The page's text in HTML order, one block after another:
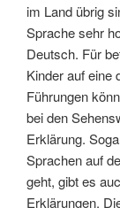
im Land übrig
Sprache sehr
Deutsch. Für
Kinder auf eine
Führungen
bei den
Erklärung.
Sprachen auf
geht, gibt es
Erklärungen.